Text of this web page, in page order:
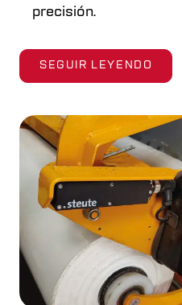
precisión.
SEGUIR LEYENDO